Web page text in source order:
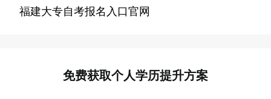
福建大专自考报名入口官网
免费获取个人学历提升方案